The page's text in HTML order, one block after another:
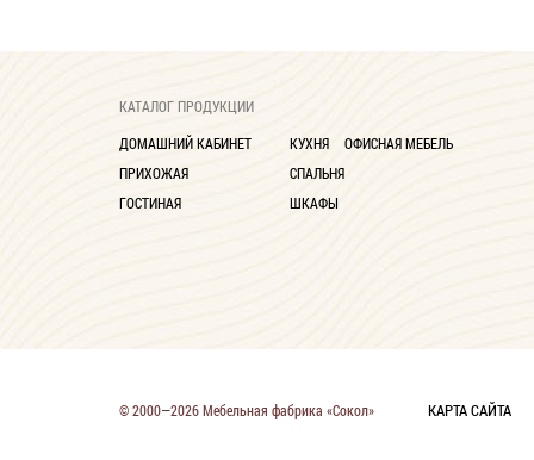
КАТАЛОГ ПРОДУКЦИИ
ДОМАШНИЙ КАБИНЕТ
ПРИХОЖАЯ
ГОСТИНАЯ
КУХНЯ
СПАЛЬНЯ
ШКАФЫ
ОФИСНАЯ МЕБЕЛЬ
© 2000—2026 Мебельная фабрика «Сокол» КАРТА САЙТА